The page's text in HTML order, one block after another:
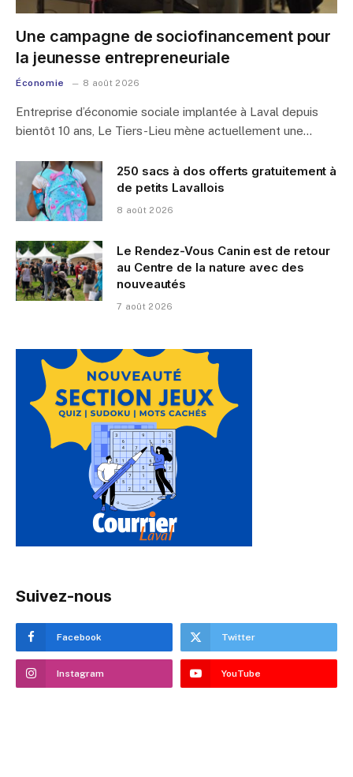
Une campagne de sociofinancement pour
la jeunesse entrepreneuriale
Économie 8 août 2026
Entreprise d’économie sociale implantée à Laval depuis
bientôt 10 ans, Le Tiers-Lieu mène actuellement une…
250 sacs à dos offerts gratuitement à
de petits Lavallois
8 août 2026
Le Rendez-Vous Canin est de retour
au Centre de la nature avec des
nouveautés
7 août 2026
Suivez-nous
Facebook Twitter
Instagram YouTube